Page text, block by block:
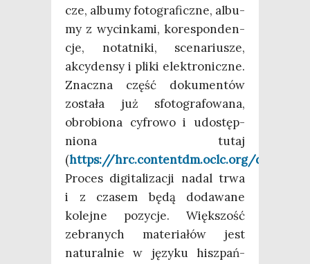
cze, albu­my foto­gra­ficz­ne, albu­
my z wycin­ka­mi, kore­spon­den­
cje, notat­ni­ki, sce­na­riu­sze,
akcy­den­sy i pli­ki elek­tro­nicz­ne.
Znacz­na część doku­men­tów
zosta­ła już sfo­to­gra­fo­wa­na,
obro­bio­na cyfro­wo i udo­stęp­
nio­na tutaj
(https://hrc.contentdm.oclc.org/digital/
Pro­ces digi­ta­li­za­cji nadal trwa
i z cza­sem będą doda­wa­ne
kolej­ne pozy­cje. Więk­szość
zebra­nych mate­ria­łów jest
natu­ral­nie w języ­ku hisz­pań­